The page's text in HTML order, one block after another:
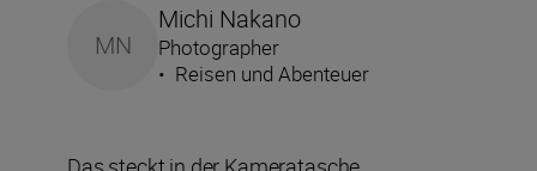
MN
Michi Nakano
Photographer
• Reisen und Abenteuer